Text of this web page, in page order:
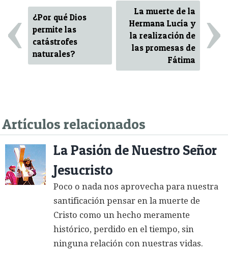
‹
¿Por qué Dios
permite las
catástrofes
naturales?
La muerte de la
Hermana Lucía y
la realización de
las promesas de
Fátima
›
Artículos relacionados
La Pasión de Nuestro Señor
Jesucristo
Poco o nada nos aprovecha para nuestra
santificación pensar en la muerte de
Cristo como un hecho meramente
histórico, perdido en el tiempo, sin
ninguna relación con nuestras vidas.